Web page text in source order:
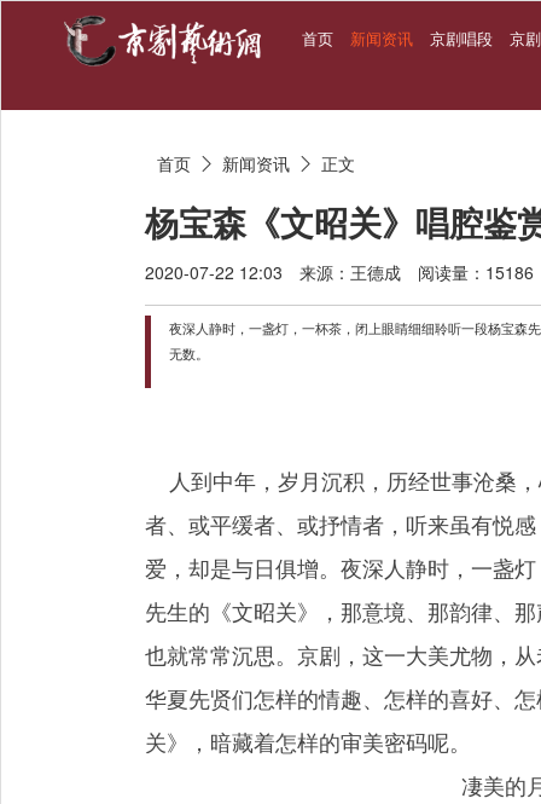
首页 新闻资讯 京剧唱段 京
首页  新闻资讯  正文
杨宝森《文昭关》唱腔鉴
2020-07-22 12:03 来源：王德成 阅读量：15186
夜深人静时，一盏灯，一杯茶，闭上眼睛细细聆听一段杨宝森
无数。
人到中年，岁月沉积，历经世事沧桑
者、或平缓者、或抒情者，听来虽有悦
爱，却是与日俱增。夜深人静时，一盏
先生的《文昭关》，那意境、那韵律、
也就常常沉思。京剧，这一大美尤物，
华夏先贤们怎样的情趣、怎样的喜好、
关》，暗藏着怎样的审美密码呢。
凄美的